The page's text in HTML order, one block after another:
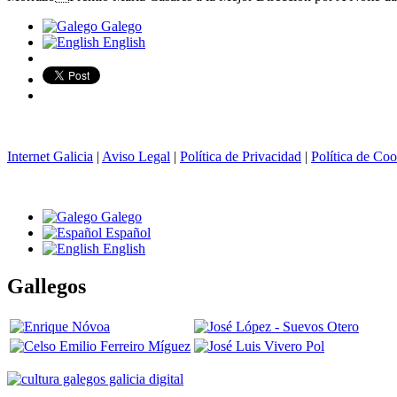
Galego
English
Internet Galicia | Aviso Legal | Política de Privacidad | Política de
Galego
Español
English
Gallegos